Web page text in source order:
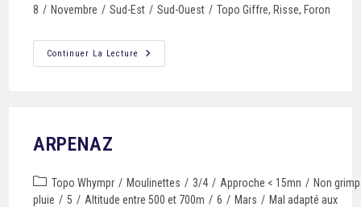
8 / Novembre / Sud-Est / Sud-Ouest / Topo Giffre, Risse, Foron
Continuer La Lecture
ARPENAZ
Topo Whympr / Moulinettes / 3/4 / Approche < 15mn / Non
pluie / 5 / Altitude entre 500 et 700m / 6 / Mars / Mal adapté aux